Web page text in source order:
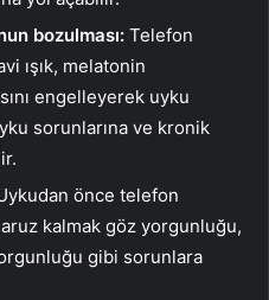
bozulması: Telefon
ışık, melatonin
engelleyerek uyku
sorunlarına ve kronik
önce telefon
kalmak göz yorgunluğu,
gibi sorunlara